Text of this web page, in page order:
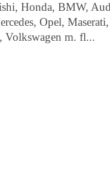
Honda, BMW,
Opel,
Volkswagen m. fl...